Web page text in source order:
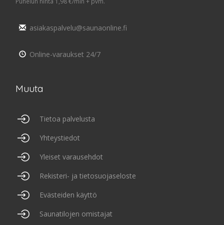
asiakaspalvelu@saunaonline.fi
Online-varaukset 24/7
Muuta
Tietoa palvelusta
Yhteystiedot
Yleiset varausehdot
Rekisteri- ja tietosuojaseloste
Evästeiden käyttö
Saunatilojen omistajat